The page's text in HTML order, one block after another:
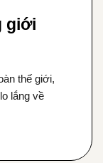
giới
thế giới,
lắng về